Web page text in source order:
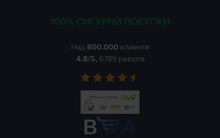
100% СИГУРНИ ПОКУПКИ
Над 800.000 клиенти
4.8/5, 6789 ревюта